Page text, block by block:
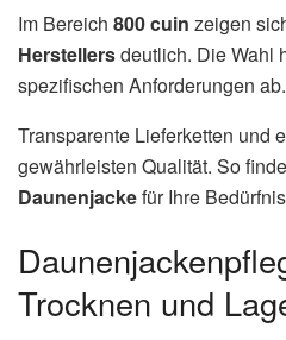
Im Bereich 800 cuin zeigen
Herstellersdeutlich. Die Wahl
spezifischen Anforderungen ab.
Transparente Lieferketten und
gewährleisten Qualität. So
Daunenjackefür Ihre
Trocknen und